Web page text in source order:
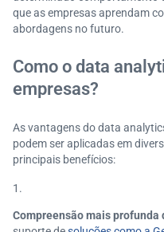
que as empresas aprendam
abordagens no futuro.
Como o data
empresas?
As vantagens do data
podem ser aplicadas em
principais benefícios:
Compreensão mais profunda